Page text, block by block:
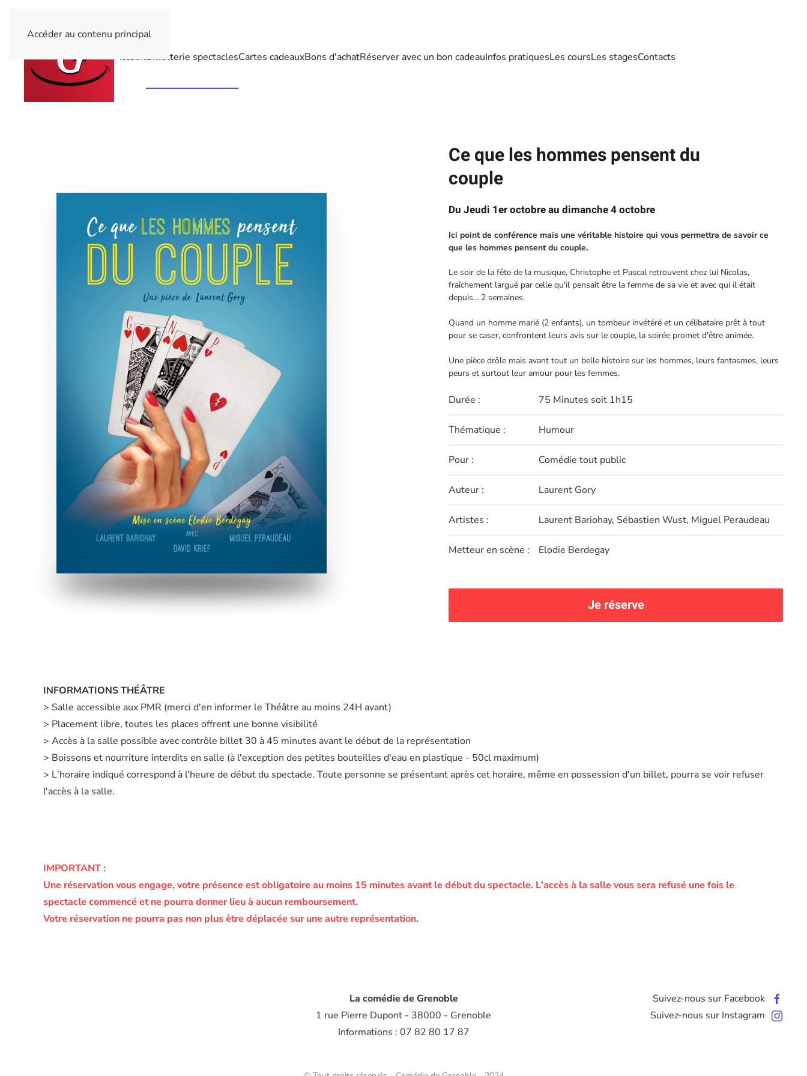
Accéder au contenu principal
AccueilBilletterie spectaclesCartes cadeauxBons d'achatRéserver avec un bon cadeauInfos pratiquesLes coursLes stagesContacts
Ce que les hommes pensent du
couple
Du Jeudi 1er octobre au dimanche 4 octobre
Ici point de conférence mais une véritable histoire qui vous permettra de savoir ce
que les hommes pensent du couple.
Le soir de la fête de la musique, Christophe et Pascal retrouvent chez lui Nicolas,
fraîchement largué par celle qu'il pensait être la femme de sa vie et avec qui il était
depuis... 2 semaines.
Quand un homme marié (2 enfants), un tombeur invétéré et un célibataire prêt à tout
pour se caser, confrontent leurs avis sur le couple, la soirée promet d'être animée.
Une pièce drôle mais avant tout un belle histoire sur les hommes, leurs fantasmes, leurs
peurs et surtout leur amour pour les femmes.
Durée : 75 Minutes soit 1h15
Thématique : Humour
Pour : Comédie tout public
Auteur : Laurent Gory
Artistes : Laurent Bariohay, Sébastien Wust, Miguel Peraudeau
Metteur en scène : Elodie Berdegay
Je réserve
INFORMATIONS THÉÂTRE
> Salle accessible aux PMR (merci d'en informer le Théâtre au moins 24H avant)
> Placement libre, toutes les places offrent une bonne visibilité
> Accès à la salle possible avec contrôle billet 30 à 45 minutes avant le début de la représentation
> Boissons et nourriture interdits en salle (à l'exception des petites bouteilles d'eau en plastique - 50cl maximum)
> L'horaire indiqué correspond à l'heure de début du spectacle. Toute personne se présentant après cet horaire, même en possession d'un billet, pourra se voir refuser
l'accès à la salle.
IMPORTANT :
Une réservation vous engage, votre présence est obligatoire au moins 15 minutes avant le début du spectacle. L'accès à la salle vous sera refusé une fois le
spectacle commencé et ne pourra donner lieu à aucun remboursement.
Votre réservation ne pourra pas non plus être déplacée sur une autre représentation.
La comédie de Grenoble
1 rue Pierre Dupont - 38000 - Grenoble
Informations : 07 82 80 17 87
Suivez-nous sur Facebook
Suivez-nous sur Instagram